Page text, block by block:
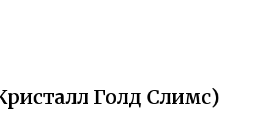
Голд Слимс)